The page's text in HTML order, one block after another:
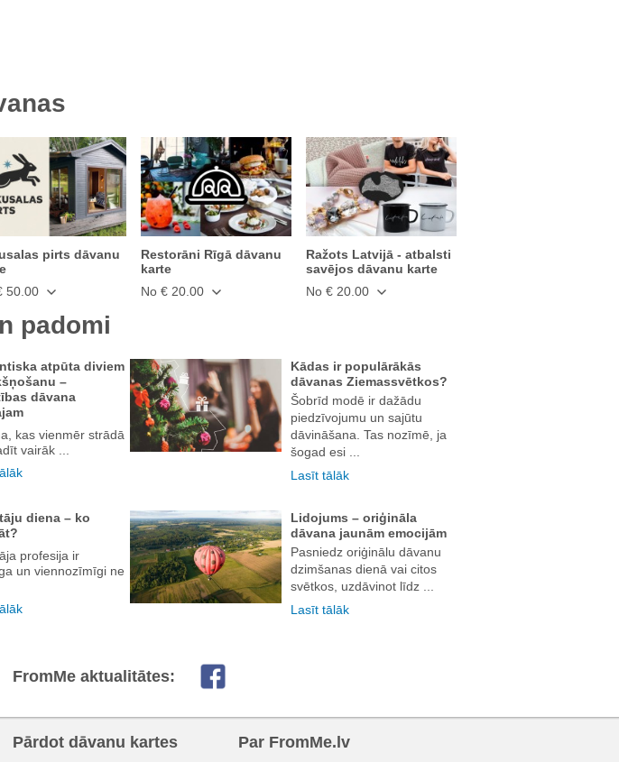
pirts dāvanu
50.00
Restorāni Rīgā dāvanu
karte
No € 20.00
Ražots Latvijā - atbalsti
savējos dāvanu karte
No € 20.00
padomi
atpūta diviem
–
dāvana
kas vienmēr strādā
vairāk ...
Kādas ir populārākās
dāvanas Ziemassvētkos?
Šobrīd modē ir dažādu
piedzīvojumu un sajūtu
dāvināšana. Tas nozīmē, ja
šogad esi ...
Lasīt tālāk
diena – ko
profesija ir
un viennozīmīgi ne
Lidojums – oriģināla
dāvana jaunām emocijām
Pasniedz oriģinālu dāvanu
dzimšanas dienā vai citos
svētkos, uzdāvinot līdz ...
Lasīt tālāk
FromMe aktualitātes:
Pārdot dāvanu kartes Par FromMe.lv